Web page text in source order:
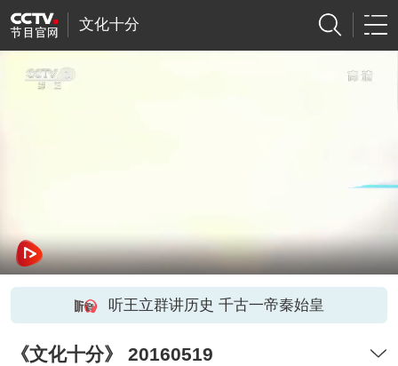
文化十分
听王立群讲历史 千古一帝秦始皇
《文化十分》 20160519